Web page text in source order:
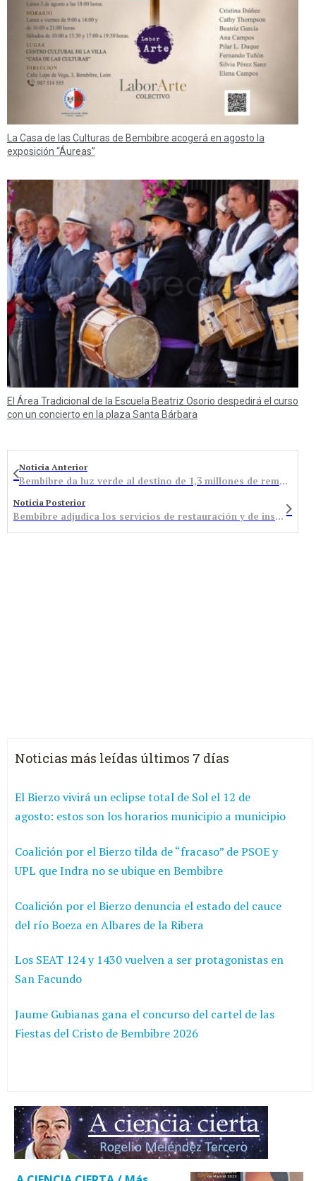
La Casa de las Culturas de Bembibre acogerá en agosto la
exposición “Áureas”
El Área Tradicional de la Escuela Beatriz Osorio despedirá el curso
con un concierto en la plaza Santa Bárbara
Noticia Anterior
Bembibre da luz verde al destino de 1,3 millones de remanentes para obras e inversiones en el municipio y varias pedanías
Noticia Posterior
Bembibre adjudica los servicios de restauración y de instalación de carpas del Festival del Botillo a dos empresas bercianas
Noticias más leídas últimos 7 días
El Bierzo vivirá un eclipse total de Sol el 12 de
agosto: estos son los horarios municipio a municipio
Coalición por el Bierzo tilda de “fracaso” de PSOE y
UPL que Indra no se ubique en Bembibre
Coalición por el Bierzo denuncia el estado del cauce
del río Boeza en Albares de la Ribera
Los SEAT 124 y 1430 vuelven a ser protagonistas en
San Facundo
Jaume Gubianas gana el concurso del cartel de las
Fiestas del Cristo de Bembibre 2026